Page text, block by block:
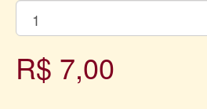
R$ 7,00